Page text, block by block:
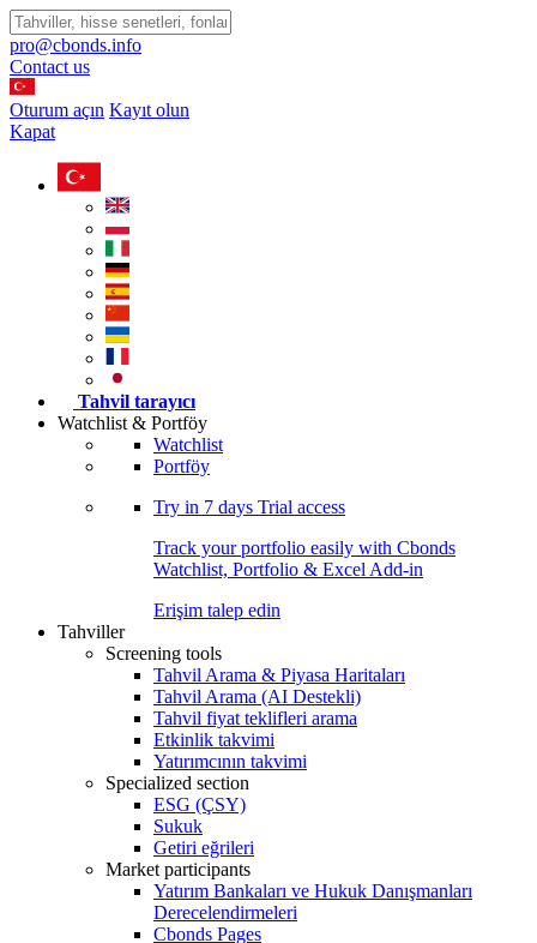
pro@cbonds.info
Contact us
Oturum açın Kayıt olun
Kapat
Tahvil tarayıcı
Watchlist & Portföy
Watchlist
Portföy
Try in 7 days Trial access
Track your portfolio easily with Cbonds
Watchlist, Portfolio & Excel Add-in
Erişim talep edin
Tahviller
Screening tools
Tahvil Arama & Piyasa Haritaları
Tahvil Arama (AI Destekli)
Tahvil fiyat teklifleri arama
Etkinlik takvimi
Yatırımcının takvimi
Specialized section
ESG (ÇSY)
Sukuk
Getiri eğrileri
Market participants
Yatırım Bankaları ve Hukuk Danışmanları
Derecelendirmeleri
Cbonds Pages